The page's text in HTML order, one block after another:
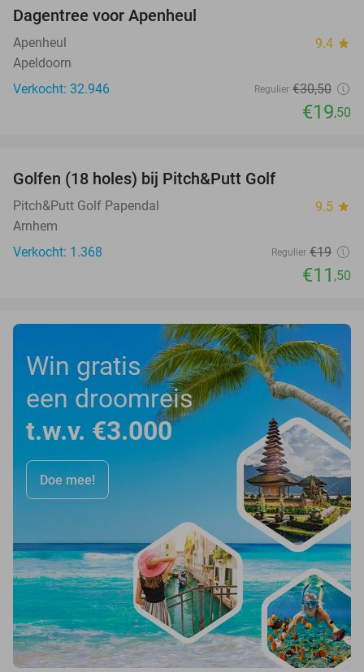
Dagentree voor Apenheul
Apenheul 9.4 star
Apeldoorn
Verkocht: 32.946
Regulier €30,50
€19,50
Golfen (18 holes) bij Pitch&Putt Golf
Pitch&Putt Golf Papendal 9.5 star
Arnhem
Verkocht: 1.368
Regulier €19
€11 ,50
Win gratis
een droomreis
t.w.v. €3.000
Doe mee!